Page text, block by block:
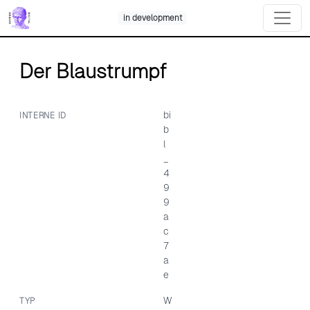
Skip
to
content
in development
Der Blaustrumpf
INTERNE ID
bi
b
l
4
9
9
a
c
7
a
e
TYP
W